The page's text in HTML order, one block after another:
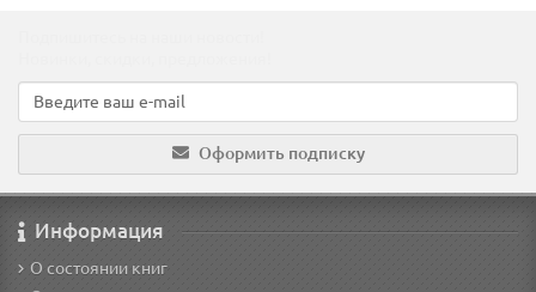
Оформить подписку
Информация
О состоянии книг